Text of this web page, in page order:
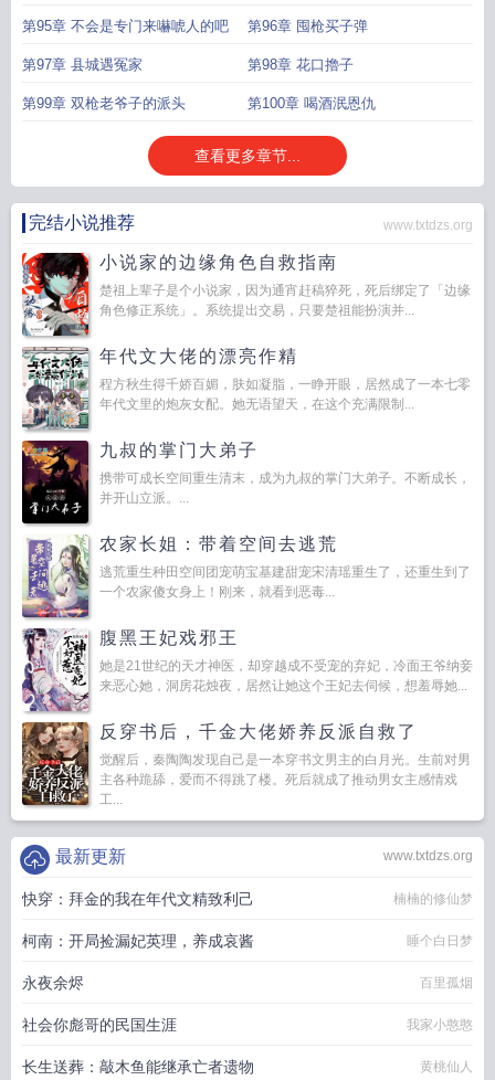
荣是不是
第95章 不会是专门来嚇唬人的吧 第96章 囤枪买子弹
第97章 县城遇冤家 第98章 花口擼子
第99章 双枪老爷子的派头 第100章 喝酒泯恩仇
查看更多章节...
完结小说推荐 www.txtdzs.org
小说家的边缘角色自救指南
楚祖上辈子是个小说家，因为通宵赶稿猝死，死后绑定了「边缘
角色修正系统」。系统提出交易，只要楚祖能扮演并...
年代文大佬的漂亮作精
程方秋生得千娇百媚，肤如凝脂，一睁开眼，居然成了一本七零
年代文里的炮灰女配。她无语望天，在这个充满限制...
九叔的掌门大弟子
携带可成长空间重生清末，成为九叔的掌门大弟子。不断成长，
并开山立派。...
农家长姐：带着空间去逃荒
逃荒重生种田空间团宠萌宝基建甜宠宋清瑶重生了，还重生到了
一个农家傻女身上！刚来，就看到恶毒...
腹黑王妃戏邪王
她是21世纪的天才神医，却穿越成不受宠的弃妃，冷面王爷纳妾
来恶心她，洞房花烛夜，居然让她这个王妃去伺候，想羞辱她...
反穿书后，千金大佬娇养反派自救了
觉醒后，秦陶陶发现自己是一本穿书文男主的白月光。生前对男
主各种跪舔，爱而不得跳了楼。死后就成了推动男女主感情戏
工...
www.txtdzs.org
最新更新
快穿：拜金的我在年代文精致利己 楠楠的修仙梦
柯南：开局捡漏妃英理，养成哀酱 睡个白日梦
永夜余烬 百里孤烟
社会你彪哥的民国生涯 我家小憨憨
长生送葬：敲木鱼能继承亡者遗物 黄桃仙人